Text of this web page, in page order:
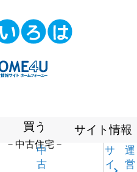
買う
－中古住宅－
中
古
サイト情報
サ
イ
運
営